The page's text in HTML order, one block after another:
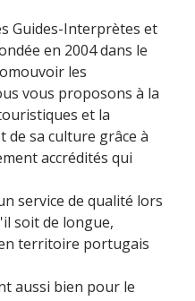
Guides-Interprètes et
en 2004 dans le
les
vous proposons à la
et la
de sa culture grâce à
accrédités qui
service de qualité lors
soit de longue,
territoire portugais
aussi bien pour le